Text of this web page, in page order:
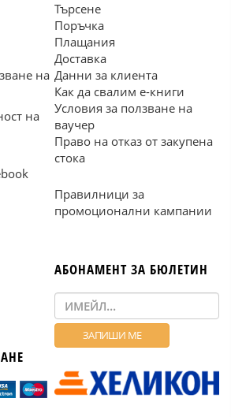
на
на
Търсене
Поръчка
Плащания
Доставка
Данни за клиента
Как да свалим е-книги
Условия за ползване на
ваучер
Право на отказ от закупена
стока
Правилници за
промоционални кампании
АБОНАМЕНТ ЗА БЮЛЕТИН